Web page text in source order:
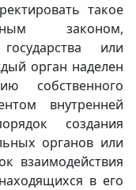
такое
законом,
или
орган наделен
собственного
внутренней
создания
органов или
взаимодействия
в его